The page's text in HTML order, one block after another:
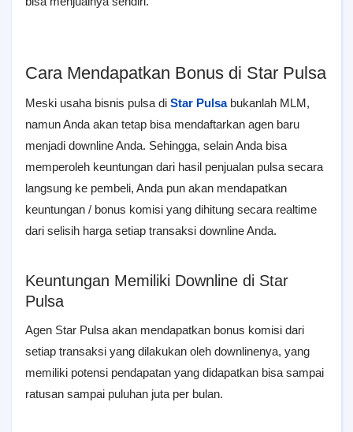
Cara Mendapatkan Bonus di Star Pulsa
Meski usaha bisnis pulsa di Star Pulsabukanlah MLM,
namun Anda akan tetap bisa mendaftarkan agen baru
menjadi downline Anda. Sehingga, selain Anda bisa
memperoleh keuntungan dari hasil penjualan pulsa secara
langsung ke pembeli, Anda pun akan mendapatkan
keuntungan / bonus komisi yang dihitung secara realtime
dari selisih harga setiap transaksi downline Anda.
Keuntungan Memiliki Downline di Star
Pulsa
Agen Star Pulsa akan mendapatkan bonus komisi dari
setiap transaksi yang dilakukan oleh downlinenya, yang
memiliki potensi pendapatan yang didapatkan bisa sampai
ratusan sampai puluhan juta per bulan.